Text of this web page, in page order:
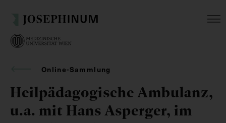
Online-Sammlung
Heilpädagogische Ambulanz,
u.a. mit Hans Asperger, im